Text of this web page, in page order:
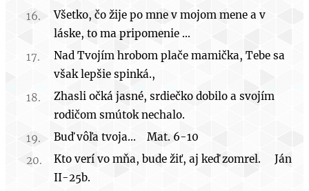
Všetko, čo žije po mne v mojom mene a v
láske, to ma pripomenie ...
Nad Tvojím hrobom plače mamička, Tebe sa
však lepšie spinká.,
Zhasli očká jasné, srdiečko dobilo a svojím
rodičom smútok nechalo.
Buď vôľa tvoja... Mat. 6-10
Kto verí vo mňa, bude žiť, aj keď zomrel. Ján
II-25b.